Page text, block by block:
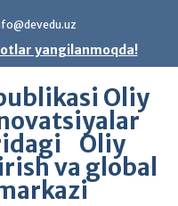
yangilanmoqda!
Oliy
Oliy
va global